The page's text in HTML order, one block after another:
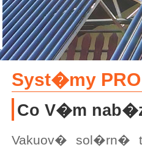
Syst�my
Co V�m
Vakuov� sol�rn�